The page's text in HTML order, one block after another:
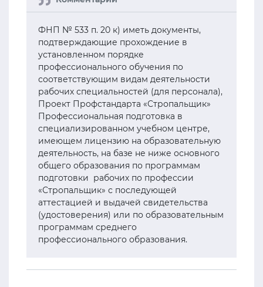
ФНП № 533 п. 20 к) иметь документы,
подтверждающие прохождение в
установленном порядке
профессионального обучения по
соответствующим видам деятельности
рабочих специальностей (для персонала),
Проект Профстандарта «Стропальщик»
Профессиональная подготовка в
специализированном учебном центре,
имеющем лицензию на образовательную
деятельность, на базе не ниже основного
общего образования по программам
подготовки рабочих по профессии
«Стропальщик» с последующей
аттестацией и выдачей свидетельства
(удостоверения) или по образовательным
программам среднего
профессионального образования.